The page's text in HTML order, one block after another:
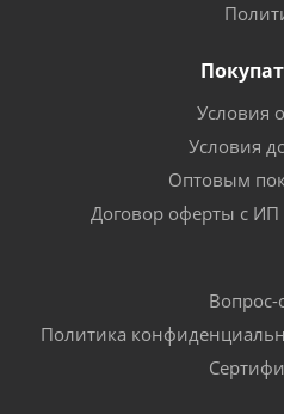
Условия
Условия
Оптовым
Договор оферты с
Вопрос-
Политика